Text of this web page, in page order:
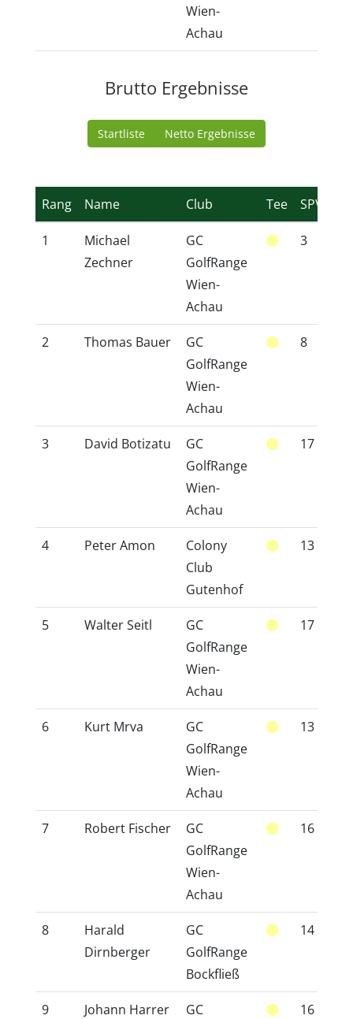
Wien-
Achau
Brutto Ergebnisse
Startliste Netto Ergebnisse
Rang Name Club Tee SPVG
1
Michael
Zechner
GC
GolfRange
Wien-
Achau
3
2 Thomas Bauer
GC
GolfRange
Wien-
Achau
8
3 David Botizatu
GC
GolfRange
Wien-
Achau
17
4 Peter Amon
Colony
Club
Gutenhof
13
5 Walter Seitl
GC
GolfRange
Wien-
Achau
17
6 Kurt Mrva
GC
GolfRange
Wien-
Achau
13
7 Robert Fischer
GC
GolfRange
Wien-
Achau
16
8
Harald
Dirnberger
GC
GolfRange
Bockfließ
14
9 Johann Harrer GC 16